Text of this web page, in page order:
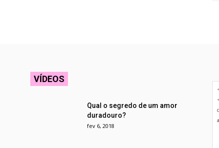
VÍDEOS
Qual o segredo de um amor
duradouro?
fev 6, 2018